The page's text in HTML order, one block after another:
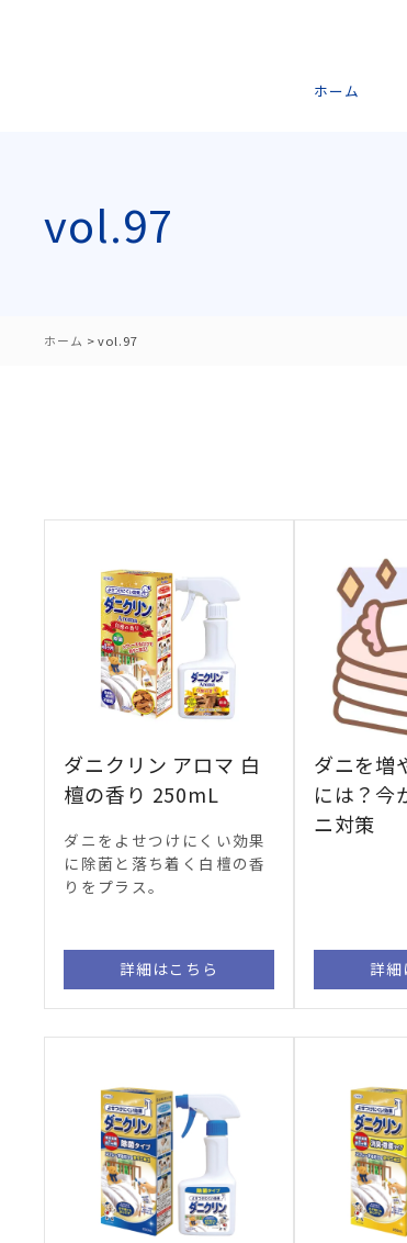
ホーム
vol.97
ホーム >vol.97
ダニクリン アロマ 白
檀の香り 250mL
ダニをよせつけにくい効果
に除菌と落ち着く白檀の香
りをプラス。
詳細はこちら
ダニを増
には？今
ニ対策
詳細